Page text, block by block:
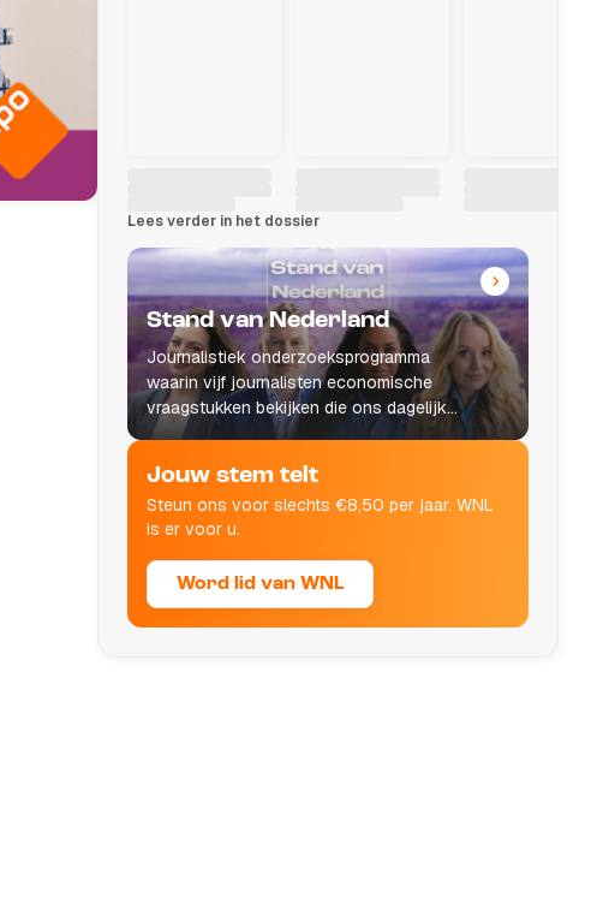
Lees verder in het dossier
Stand van Nederland
Journalistiek onderzoeksprogramma
waarin vijf journalisten economische
vraagstukken bekijken die ons dagelijks
leven raken.
Jouw stem telt
Steun ons voor slechts €8,50 per jaar. WNL
is er voor u.
Word lid van WNL